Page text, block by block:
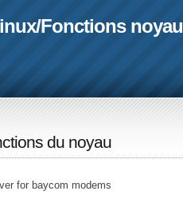
/Fonctions noyau
du noyau
for baycom modems